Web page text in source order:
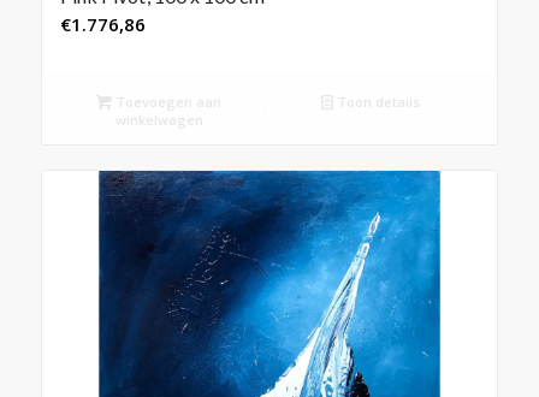
€1.776,86
Toevoegen aan
winkelwagen
Toon details